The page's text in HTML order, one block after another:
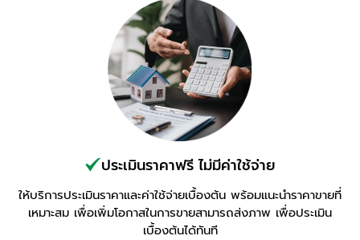
ประเมินราคาฟรี ไม่มีค่าใช้จ่าย
ให้บริการประเมินราคาและค่าใช้จ่ายเบื้องต้น พร้อมแนะนำราคาขายที่
เหมาะสม เพื่อเพิ่มโอกาสในการขายสามารถส่งภาพ เพื่อประเมิน
เบื้องต้นได้ทันที